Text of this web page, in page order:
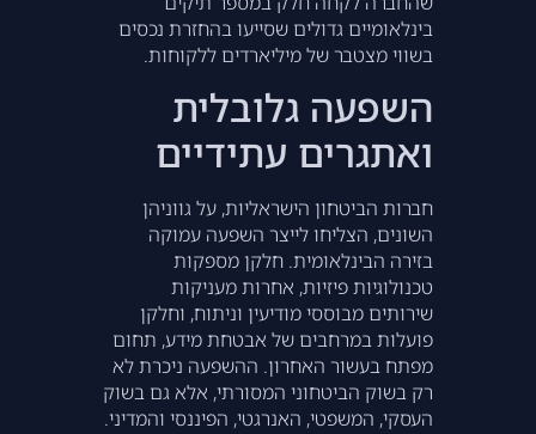
בינלאומיים גדולים שסייעו בהחזרת נכסים
בשווי מצטבר של מיליארדים ללקוחות.
השפעה גלובלית
ואתגרים עתידיים
חברות הביטחון הישראליות, על גווניהן
השונים, הצליחו לייצר השפעה עמוקה
בזירה הבינלאומית. חלקן מספקות
טכנולוגיות פיזיות, אחרות מעניקות
שירותים מבוססי מודיעין וניתוח, וחלקן
פועלות במרחבים של אבטחת מידע, תחום
מפתח בעשור האחרון. ההשפעה ניכרת לא
רק בשוק הביטחוני המסורתי, אלא גם בשוק
העסקי, המשפטי, האנרגטי, הפיננסי והמדיני.